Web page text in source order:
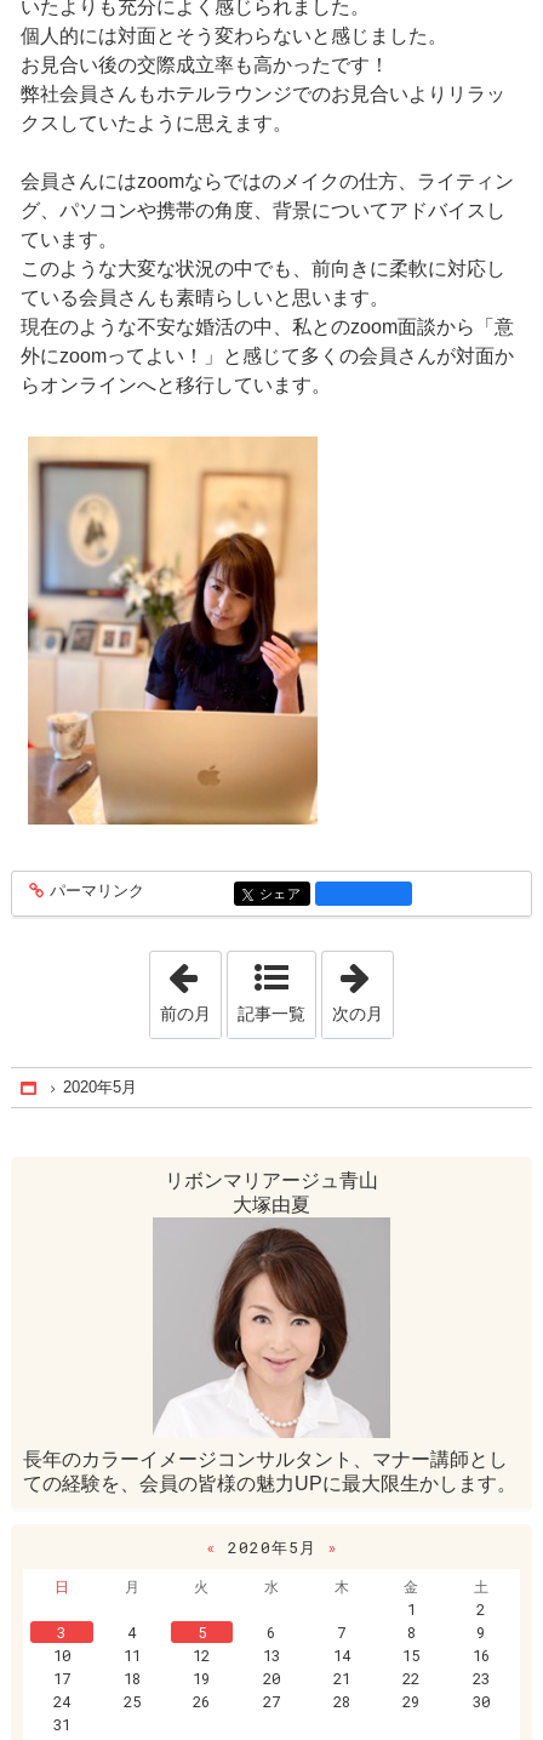
いたよりも充分によく感じられました。
個人的には対面とそう変わらないと感じました。
お見合い後の交際成立率も高かったです！
弊社会員さんもホテルラウンジでのお見合いよりリラッ
クスしていたように思えます。
会員さんにはzoomならではのメイクの仕方、ライティン
グ、パソコンや携帯の角度、背景についてアドバイスし
ています。
このような大変な状況の中でも、前向きに柔軟に対応し
ている会員さんも素晴らしいと思います。
現在のような不安な婚活の中、私とのzoom面談から「意
外にzoomってよい！」と感じて多くの会員さんが対面か
らオンラインへと移行しています。
entry1359
パーマリンク entry1359
シェア
「2020年3月」
前の月 記事一覧 次の月
Home
2020年5月
リボンマリアージュ青山
大塚由夏
長年のカラーイメージコンサルタント、マナー講師とし
ての経験を、会員の皆様の魅力UPに最大限生かします。
« 2020年5月
»
日
月 火 水 木 金
土
1
2
3
4 5 6 7 8
9
10
11 12 13 14 15
16
17
18 19 20 21 22
23
24
25 26 27 28 29
30
31